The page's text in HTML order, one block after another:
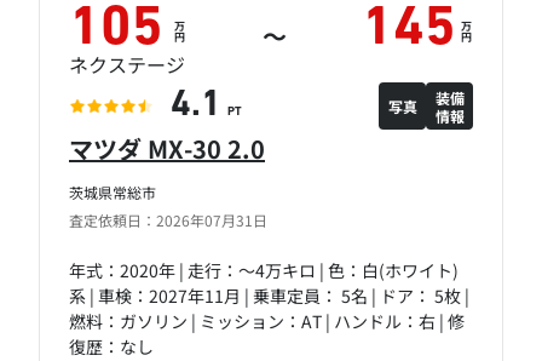
茨城県常総市
査定依頼日：2026年07月31日
マツダ MX-30 2.0
年式：2020年 | 走行：～4万キロ | 色：白(ホワイト)
系 | 車検：2027年11月 | 乗車定員： 5名 | ドア： 5枚 |
燃料：ガソリン | ミッション：AT | ハンドル：右 | 修
復歴：なし
105 万
円 ～ 145 万
円
ネクステージ
4.1 PT 写真
装備
情報